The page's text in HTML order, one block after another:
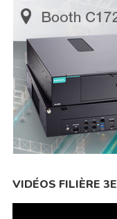
VIDÉOS FILIÈRE 3E